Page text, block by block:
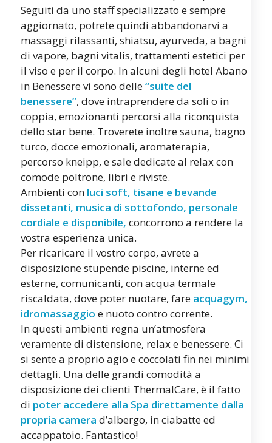
Seguiti da uno staff specializzato e sempre
aggiornato, potrete quindi abbandonarvi a
massaggi rilassanti, shiatsu, ayurveda, a bagni
di vapore, bagni vitalis, trattamenti estetici per
il viso e per il corpo. In alcuni degli hotel Abano
in Benessere vi sono delle“suite del
benessere”, dove intraprendere da soli o in
coppia, emozionanti percorsi alla riconquista
dello star bene. Troverete inoltre sauna, bagno
turco, docce emozionali, aromaterapia,
percorso kneipp, e sale dedicate al relax con
comode poltrone, libri e riviste.
Ambienti con luci soft, tisane e bevande
dissetanti, musica di sottofondo, personale
cordiale e disponibile, concorrono a rendere la
vostra esperienza unica.
Per ricaricare il vostro corpo, avrete a
disposizione stupende piscine, interne ed
esterne, comunicanti, con acqua termale
riscaldata, dove poter nuotare, fare acquagym,
idromassaggio e nuoto contro corrente.
In questi ambienti regna un’atmosfera
veramente di distensione, relax e benessere. Ci
si sente a proprio agio e coccolati fin nei minimi
dettagli. Una delle grandi comodità a
disposizione dei clienti ThermalCare, è il fatto
di poter accedere alla Spa direttamente dalla
propria camera d’albergo, in ciabatte ed
accappatoio. Fantastico!